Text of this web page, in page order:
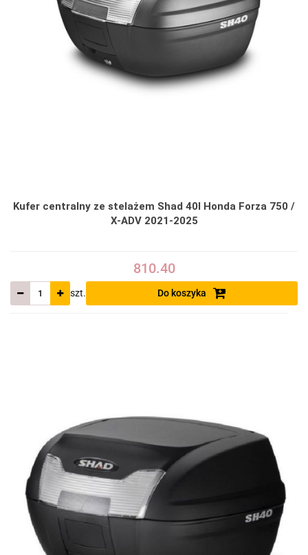
Kufer centralny ze stelażem Shad 40l Honda Forza 750 /
X-ADV 2021-2025
810.40
szt. Do koszyka